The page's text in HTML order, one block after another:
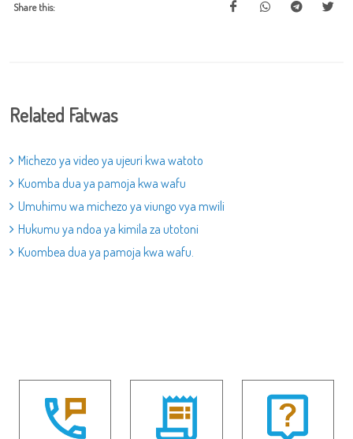
Share this:
Related Fatwas
Michezo ya video ya ujeuri kwa watoto
Kuomba dua ya pamoja kwa wafu
Umuhimu wa michezo ya viungo vya mwili
Hukumu ya ndoa ya kimila za utotoni
Kuombea dua ya pamoja kwa wafu.